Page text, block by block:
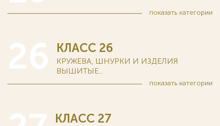
показать категории
КЛАСС 26
КРУЖЕВА, ШНУРКИ И ИЗДЕЛИЯ
ВЫШИТЫЕ...
показать категории
КЛАСС 27